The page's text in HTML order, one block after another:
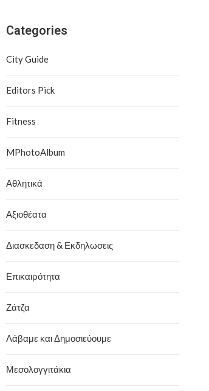
Categories
City Guide
Editors Pick
Fitness
MPhotoAlbum
Αθλητικά
Αξιοθέατα
Διασκεδαση & Εκδηλωσεις
Επικαιρότητα
Ζάτζα
Λάβαμε και Δημοσιεύουμε
Μεσολογγιτάκια